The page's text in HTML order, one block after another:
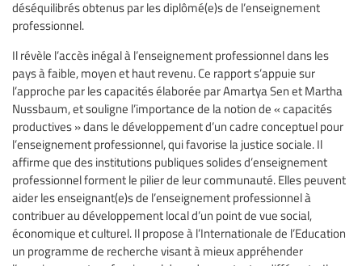
déséquilibrés obtenus par les diplômé(e)s de l’enseignement
professionnel.
Il révèle l’accès inégal à l’enseignement professionnel dans les
pays à faible, moyen et haut revenu. Ce rapport s’appuie sur
l’approche par les capacités élaborée par Amartya Sen et Martha
Nussbaum, et souligne l’importance de la notion de « capacités
productives » dans le développement d’un cadre conceptuel pour
l’enseignement professionnel, qui favorise la justice sociale. Il
affirme que des institutions publiques solides d’enseignement
professionnel forment le pilier de leur communauté. Elles peuvent
aider les enseignant(e)s de l’enseignement professionnel à
contribuer au développement local d’un point de vue social,
économique et culturel. Il propose à l’Internationale de l’Education
un programme de recherche visant à mieux appréhender